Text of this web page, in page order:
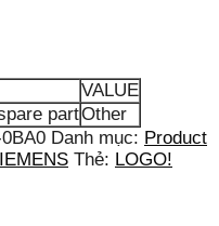
VALUE
partOther
Danh mục: Product
Thẻ: LOGO!